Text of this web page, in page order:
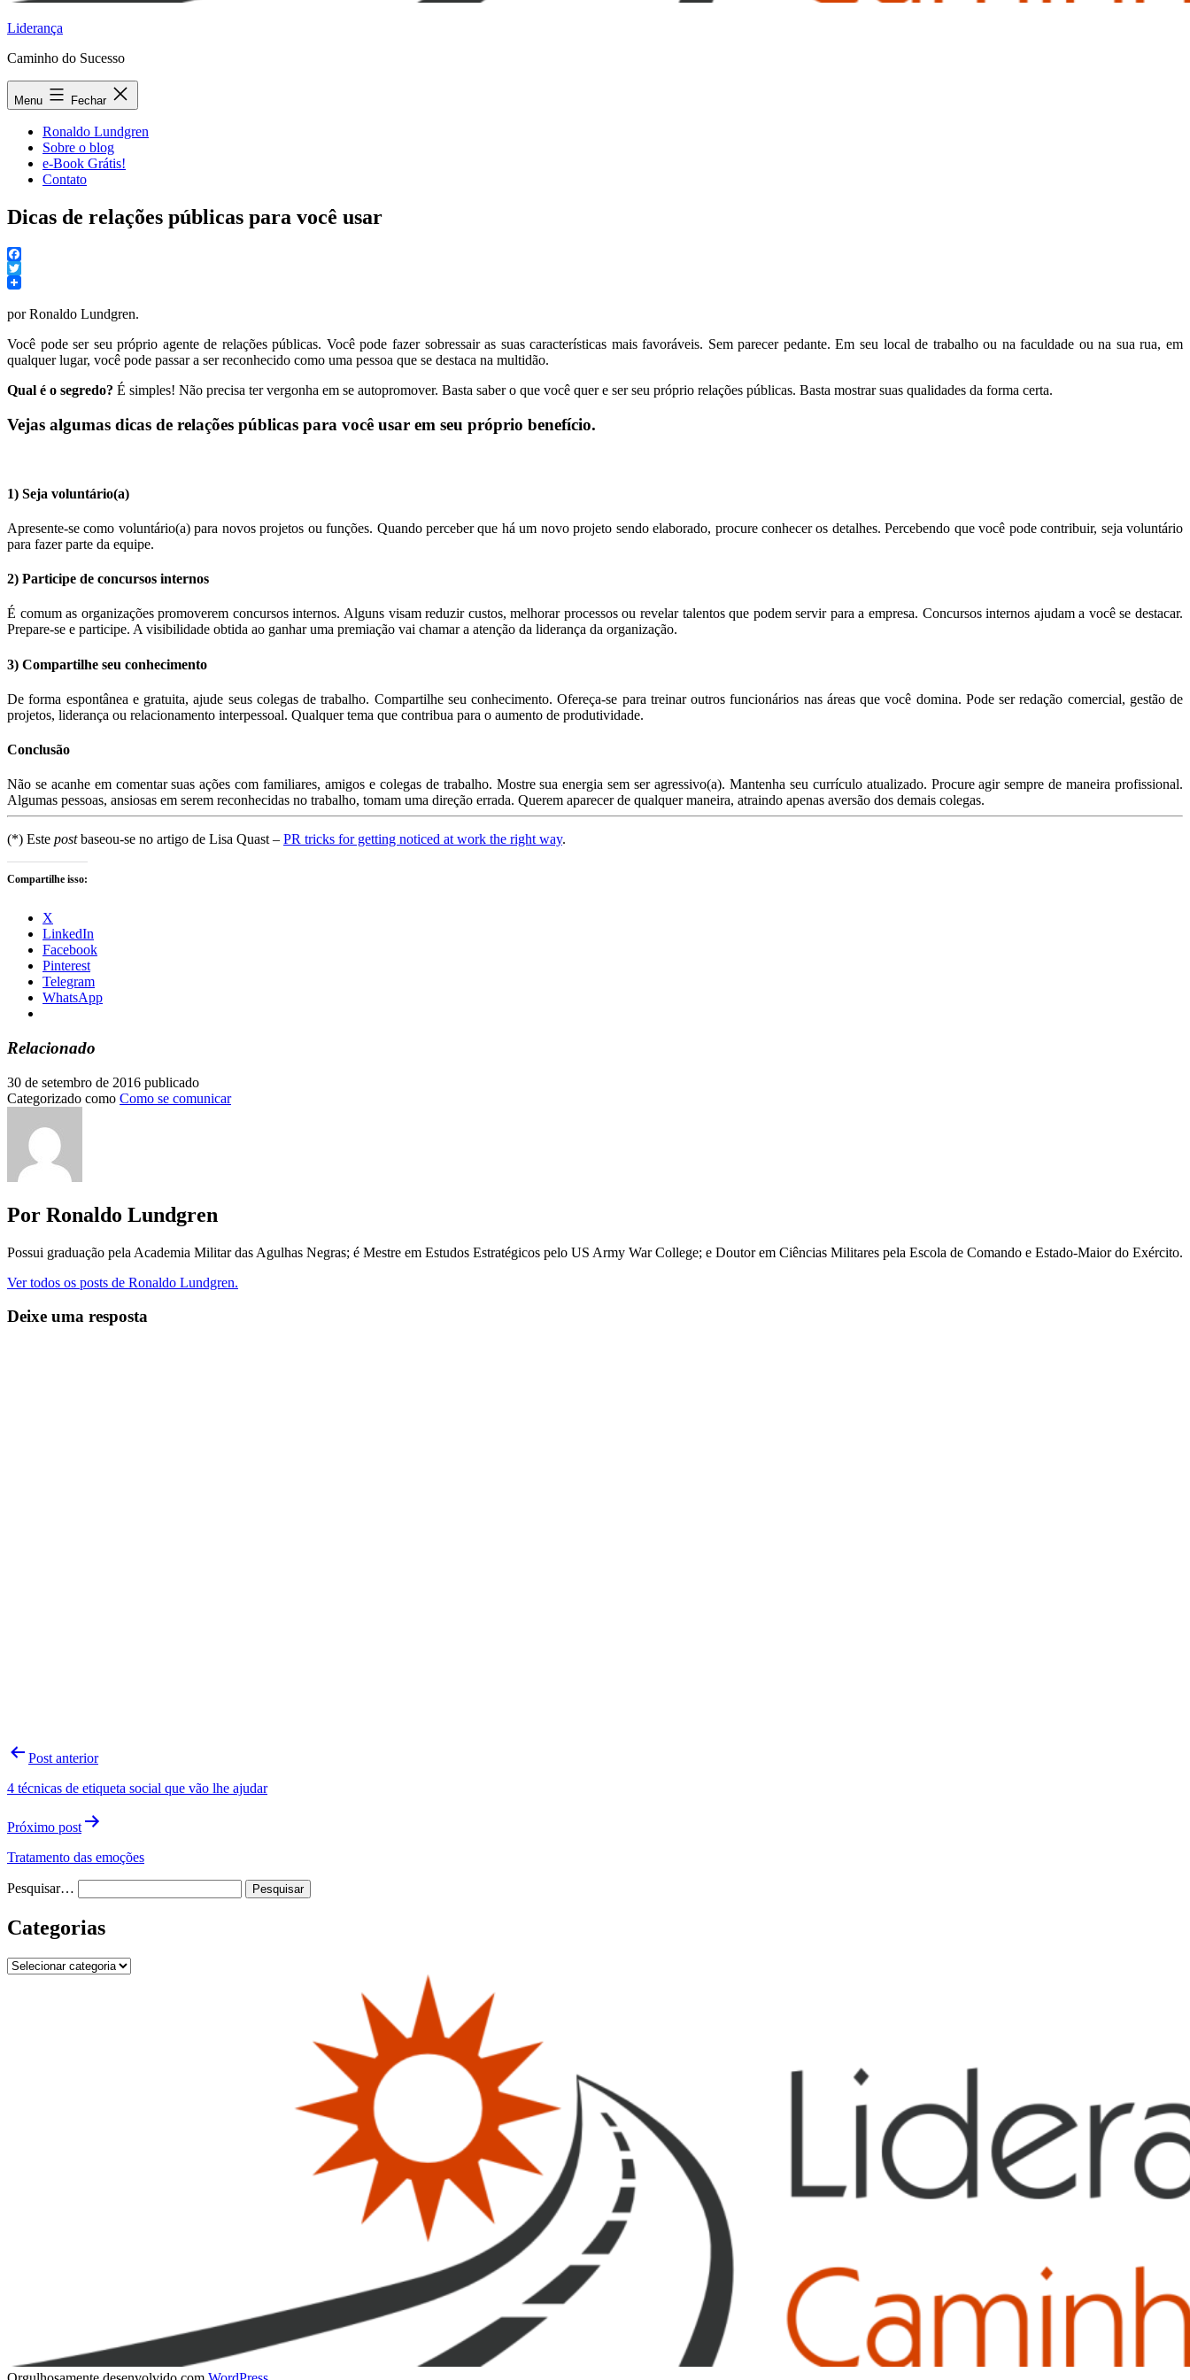
Liderança
Caminho do Sucesso
Menu Fechar
Ronaldo Lundgren
Sobre o blog
e-Book Grátis!
Contato
Dicas de relações públicas para você usar
Facebook
Twitter
por Ronaldo Lundgren.
Você pode ser seu próprio agente de relações públicas. Você pode fazer sobressair as suas características mais favoráveis. Sem parecer pedante. Em seu local de trabalho ou na faculdade ou na sua rua, em
qualquer lugar, você pode passar a ser reconhecido como uma pessoa que se destaca na multidão.
Qual é o segredo? É simples! Não precisa ter vergonha em se autopromover. Basta saber o que você quer e ser seu próprio relações públicas. Basta mostrar suas qualidades da forma certa.
Vejas algumas dicas de relações públicas para você usar em seu próprio benefício.
1) Seja voluntário(a)
Apresente-se como voluntário(a) para novos projetos ou funções. Quando perceber que há um novo projeto sendo elaborado, procure conhecer os detalhes. Percebendo que você pode contribuir, seja voluntário
para fazer parte da equipe.
2) Participe de concursos internos
É comum as organizações promoverem concursos internos. Alguns visam reduzir custos, melhorar processos ou revelar talentos que podem servir para a empresa. Concursos internos ajudam a você se destacar.
Prepare-se e participe. A visibilidade obtida ao ganhar uma premiação vai chamar a atenção da liderança da organização.
3) Compartilhe seu conhecimento
De forma espontânea e gratuita, ajude seus colegas de trabalho. Compartilhe seu conhecimento. Ofereça-se para treinar outros funcionários nas áreas que você domina. Pode ser redação comercial, gestão de
projetos, liderança ou relacionamento interpessoal. Qualquer tema que contribua para o aumento de produtividade.
Conclusão
Não se acanhe em comentar suas ações com familiares, amigos e colegas de trabalho. Mostre sua energia sem ser agressivo(a). Mantenha seu currículo atualizado. Procure agir sempre de maneira profissional.
Algumas pessoas, ansiosas em serem reconhecidas no trabalho, tomam uma direção errada. Querem aparecer de qualquer maneira, atraindo apenas aversão dos demais colegas.
(*) Este postbaseou-se no artigo de Lisa Quast – PR tricks for getting noticed at work the right way.
Compartilhe isso:
X
LinkedIn
Facebook
Pinterest
Telegram
WhatsApp
Relacionado
30 de setembro de 2016 publicado
Categorizado como Como se comunicar
Por Ronaldo Lundgren
Possui graduação pela Academia Militar das Agulhas Negras; é Mestre em Estudos Estratégicos pelo US Army War College; e Doutor em Ciências Militares pela Escola de Comando e Estado-Maior do Exército.
Ver todos os posts de Ronaldo Lundgren.
Deixe uma resposta
Navegação
Post
Post anterior
4 técnicas de etiqueta social que vão lhe ajudar
Próximo post
Tratamento das emoções
Pesquisar…
Categorias
Categorias